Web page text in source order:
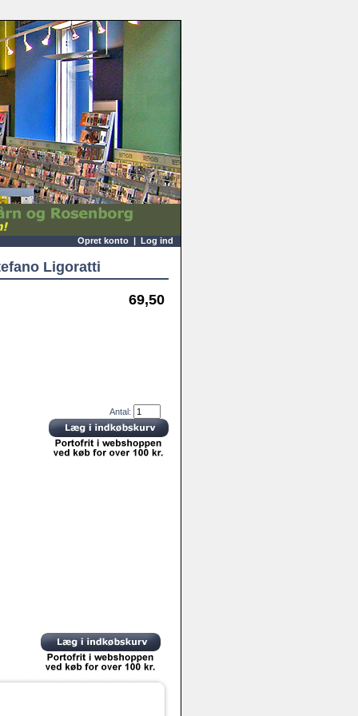
Opret konto | Log ind
Ligoratti
69,50
Antal: